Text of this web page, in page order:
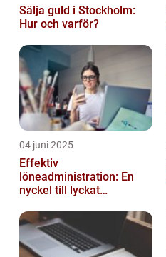
Sälja guld i Stockholm:
Hur och varför?
04 juni 2025
Effektiv
löneadministration: En
nyckel till lyckat